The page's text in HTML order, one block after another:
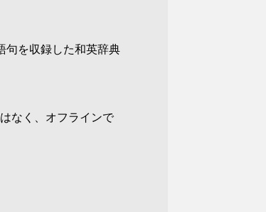
句を収録した和英辞典
なく、オフラインで